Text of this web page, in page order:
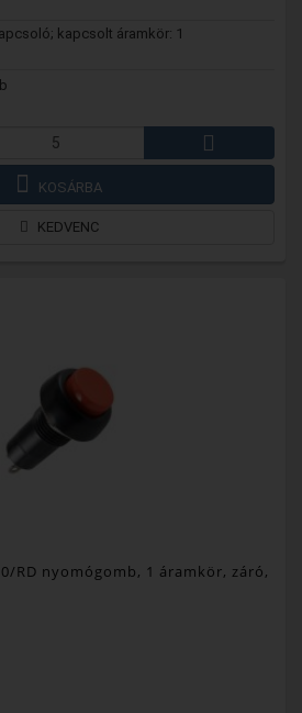
kapcsolt áramkör: 1
KOSÁRBA
KEDVENC
RD nyomógomb, 1 áramkör, záró,